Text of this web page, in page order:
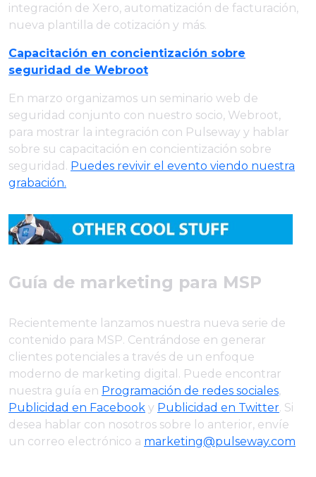
integración de Xero, automatización de facturación,
nueva plantilla de cotización y más.
Capacitación en concientización sobre
seguridad de Webroot
En marzo organizamos un seminario web de
seguridad conjunto con nuestro socio, Webroot,
para mostrar la integración con Pulseway y hablar
sobre su capacitación en concientización sobre
seguridad. Puedes revivir el evento viendo nuestra
grabación.
Guía de marketing para MSP
Recientemente lanzamos nuestra nueva serie de
contenido para MSP. Centrándose en generar
clientes potenciales a través de un enfoque
moderno de marketing digital. Puede encontrar
nuestra guía en Programación de redes sociales,
Publicidad en Facebook y Publicidad en Twitter. Si
desea hablar con nosotros sobre lo anterior, envíe
un correo electrónico a marketing@pulseway.com